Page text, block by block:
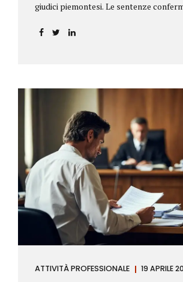
giudici piemontesi. Le sentenze
incidere sul calcolo del tasso effettivo e
ATTIVITÀ PROFESSIONALE 19 APRILE